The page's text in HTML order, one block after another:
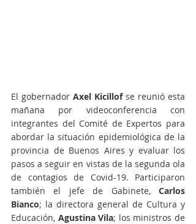
El gobernador Axel Kicillof se reunió esta
mañana por videoconferencia con
integrantes del Comité de Expertos para
abordar la situación epidemiológica de la
provincia de Buenos Aires y evaluar los
pasos a seguir en vistas de la segunda ola
de contagios de Covid-19. Participaron
también el jefe de Gabinete, Carlos
Bianco; la directora general de Cultura y
Educación, Agustina Vila; los ministros de